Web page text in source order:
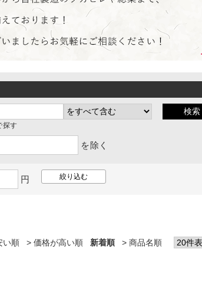
探す
を除く
円
い順 価格が高い順 新着順 商品名順